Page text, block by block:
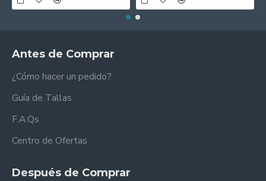
Antes de Comprar
¿Cómo hacer un pedido?
Guía de Tallas
F.A.Qs
Centro de Ofertas
Después de Comprar